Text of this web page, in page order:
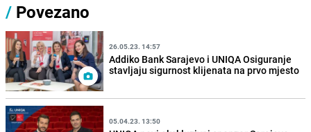
/ Povezano
26.05.23. 14:57
Addiko Bank Sarajevo i UNIQA Osiguranje
stavljaju sigurnost klijenata na prvo mjesto
05.04.23. 13:50